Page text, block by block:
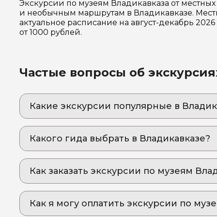
Экскурсии по музеям Владикавказа от
и необычным маршрутам в Владикавказе.
актуальное расписание на август-декабрь
от 1000 рублей.
Частые вопросы об
Какие экскурсии популярные в
Откройте силу внутри себя: горное
3. Авторская индивидуальная экскурсия
Откройте для себя сокровища Осетии:
4. Чарующая Ингушетия: древние башни и
Вкус свободы: трекинг, история и ледяные
Какого гида выбрать в Владикавказе?
2. Леван.В 567
3. Зарина.А 737
4. Сослан.Д 854
Как заказать экскурсии по музеям
выберите экскурсию, на которую вы
Как я могу оплатить экскурсии по